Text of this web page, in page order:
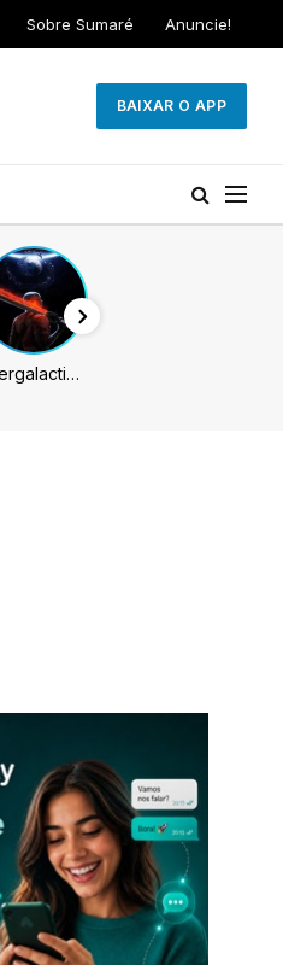
Sobre Sumaré Anuncie!
BAIXAR O APP
Intergalactic: The Heretic Prophet pode chegar unicamente em 2027, indicam rumores